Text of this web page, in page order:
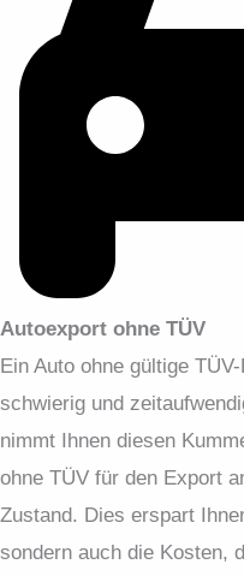
Autoexport ohne TÜV
Ein Auto ohne gültige
schwierig und
nimmt Ihnen diesen
ohne TÜV für den Export
Zustand. Dies erspart
sondern auch die Kosten,